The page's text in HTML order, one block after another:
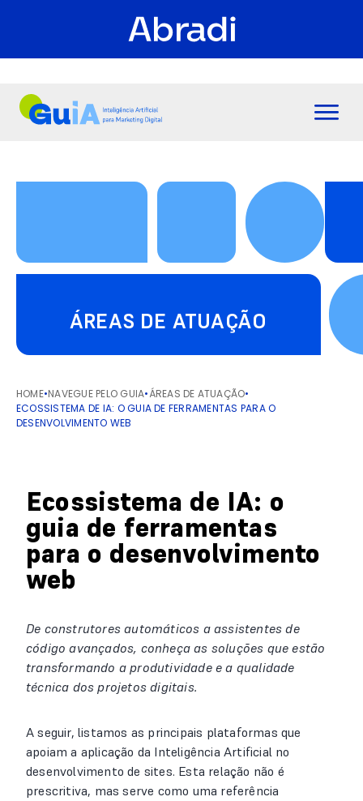
ÁREAS DE ATUAÇÃO
HOME•NAVEGUE PELO GUIA•ÁREAS DE ATUAÇÃO•
ECOSSISTEMA DE IA: O GUIA DE FERRAMENTAS PARA O
DESENVOLVIMENTO WEB
Ecossistema de IA: o
guia de ferramentas
para o desenvolvimento
web
De construtores automáticos a assistentes de
código avançados, conheça as soluções que estão
transformando a produtividade e a qualidade
técnica dos projetos digitais.
A seguir, listamos as principais plataformas que
apoiam a aplicação da Inteligência Artificial no
desenvolvimento de sites. Esta relação não é
prescritiva, mas serve como uma referência